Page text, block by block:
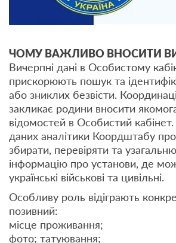
ЧОМУ ВАЖЛИВО ВНОСИТИ
Вичерпні дані в Особистому
прискорюють пошук та
або зниклих безвісти.
закликає родини вносити
відомостей в Особистий
даних аналітики Коордштабу
збирати, перевіряти та
інформацію про установи, де
українські військові та цивільні.
Особливу роль відіграють
позивний:
місце проживання;
фото; татуювання;